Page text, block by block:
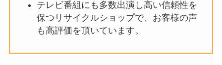
テレビ番組にも多数出演し高い信頼性を
保つリサイクルショップで、お客様の声
も高評価を頂いています。